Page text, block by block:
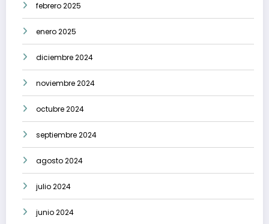
febrero 2025
enero 2025
diciembre 2024
noviembre 2024
octubre 2024
septiembre 2024
agosto 2024
julio 2024
junio 2024